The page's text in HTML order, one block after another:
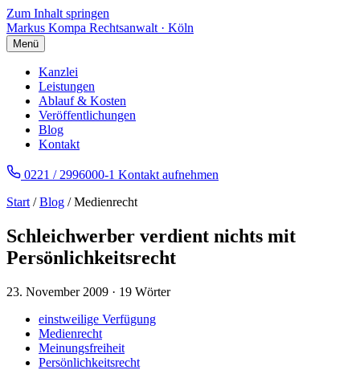
Zum Inhalt springen
Markus Kompa Rechtsanwalt · Köln
Menü
Kanzlei
Leistungen
Ablauf & Kosten
Veröffentlichungen
Blog
Kontakt
0221 / 2996000-1 Kontakt aufnehmen
Start /Blog / Medienrecht
Schleichwerber verdient nichts mit
Persönlichkeitsrecht
23. November 2009 · 19 Wörter
einstweilige Verfügung
Medienrecht
Meinungsfreiheit
Persönlichkeitsrecht